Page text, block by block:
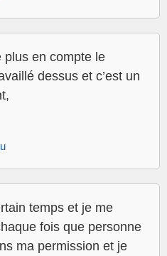
plus en compte le
dessus et c’est un
temps et je me
fois que personne
ma permission et je